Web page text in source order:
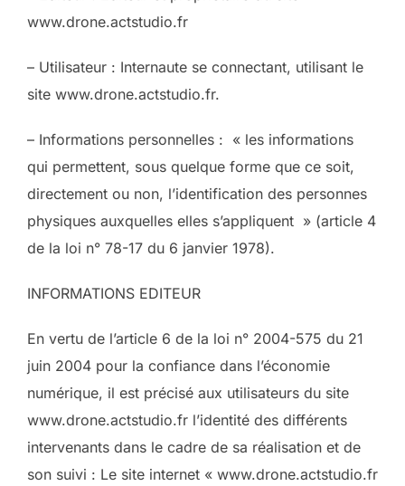
www.drone.actstudio.fr
– Utilisateur : Internaute se connectant, utilisant le
site www.drone.actstudio.fr.
– Informations personnelles : « les informations
qui permettent, sous quelque forme que ce soit,
directement ou non, l’identification des personnes
physiques auxquelles elles s’appliquent » (article 4
de la loi n° 78-17 du 6 janvier 1978).
INFORMATIONS EDITEUR
En vertu de l’article 6 de la loi n° 2004-575 du 21
juin 2004 pour la confiance dans l’économie
numérique, il est précisé aux utilisateurs du site
www.drone.actstudio.fr l’identité des différents
intervenants dans le cadre de sa réalisation et de
son suivi : Le site internet « www.drone.actstudio.fr